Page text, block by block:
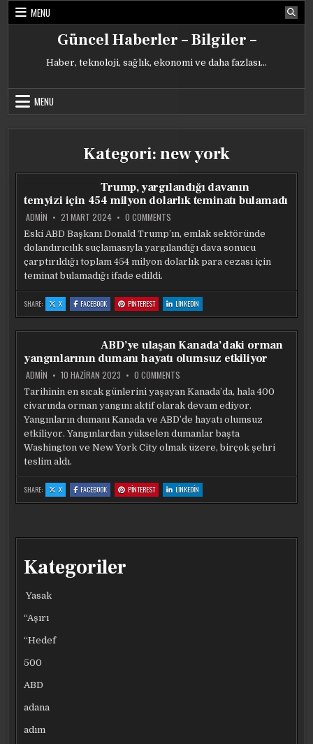
Skip
MENU
Güncel Haberler – Bilgiler –
Haber, teknoloji, sağlık, ekonomi ve daha fazlası…
MENU
Kategori:new york
Trump, yargılandığı davanın
temyizi için 454 milyon dolarlık teminatı bulamadı
ADMIN 21 MART 2024 0 COMMENTS
YARGILANDIĞI
DAVANIN
TEMYIZI
IÇIN
454
TEMINATI
BULAMADI
Eski ABD Başkanı Donald Trump’ın, emlak sektöründe
dolandırıcılık suçlamasıyla yargılandığı dava sonucu
çarptırıldığı toplam 454 milyon dolarlık para cezası için
teminat bulamadığı ifade edildi.
SHARE: X:
TRUMP,
YARGILANDIĞI
TEMYIZI
MILYON
DOLARLIK
BULAMADI
FACEBOOK:
TRUMP,
YARGILANDIĞI
TEMYIZI
454
MILYON
DOLARLIK
BULAMADI
PINTEREST:
TRUMP,
YARGILANDIĞI
TEMYIZI
454
MILYON
DOLARLIK
TEMINATI
BULAMADI
LINKEDIN
TRUMP,
YARGILANDIĞI
TEMYIZI
454
MILYON
DOLARLIK
ABD’ye ulaşan Kanada’daki orman
yangınlarının dumanı hayatı olumsuz etkiliyor
ADMIN 10 HAZIRAN 2023 0 COMMENTS
ULAŞAN
KANADA’DAKI
ORMAN
YANGINLARININ
DUMANI
HAYATI
OLUMSUZ
ETKILIYOR
Tarihinin en sıcak günlerini yaşayan Kanada’da, hala 400
civarında orman yangını aktif olarak devam ediyor.
Yangınların dumanı Kanada ve ABD’de hayatı olumsuz
etkiliyor. Yangınlardan yükselen dumanlar başta
Washington ve New York City olmak üzere, birçok şehri
teslim aldı.
SHARE: X:
ABD’YE
ULAŞAN
HAYATI
FACEBOOK:
ABD’YE
ULAŞAN
HAYATI
PINTEREST:
ABD’YE
ULAŞAN
HAYATI
LINKEDIN
ABD’YE
ULAŞAN
HAYATI
Kategoriler
Yasak
“Aşırı
“Hedef
500
ABD
adana
adım